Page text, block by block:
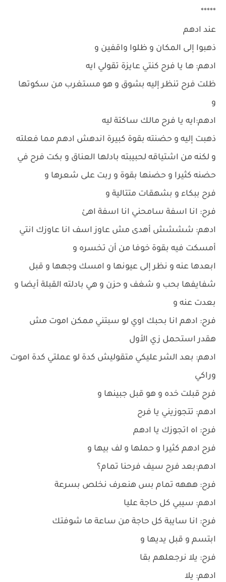
*****
عند ادهم
ذهبوا إلى المكان و ظلوا واقفين و
ادهم: ها يا فرح كنتي عايزة تقولي ايه
ظلت فرح تنظر إليه بشوق و هو مستغرب من سكوتها
و
ادهم:ايه يا فرح مالك ساكتة ليه
ذهبت إليه و حضنته بقوة كبيرة اندهش ادهم مما فعلته
و لكنه من اشتياقه لحبيبته بادلها العناق و بكت فرح في
حضنه كثيرا و حضنها بقوة و ربت على شعرها و
فرح ببكاء و بشهقات متتالية و
فرح: انا اسفة سامحني انا اسفة اهئ
ادهم: شششش أهدى مش عاوز اسف انا عاوزك انتي
أمسكت فيه بقوة خوفا من أن تخسره و
ابعدها عنه و نظر إلى عيونها و امسك وجهها و قبل
شفايفها بحب و شغف و حزن و هي بادلته القبلة أيضا و
بعدت عنه و
فرح: ادهم انا بحبك اوي لو سبتني ممكن اموت مش
هقدر استحمل زي الأول
ادهم: بعد الشر عليكي متقوليش كدة لو عملتي كدة اموت
وراكي
فرح قبلت خده و هو قبل جبينها و
ادهم: تتجوزيني يا فرح
فرح: اه اتجوزك يا ادهم
فرح ادهم كثيرا و حملها و لف بيها و
ادهم:بعد فرح سيف فرحنا تمام؟
فرح: هههه تمام بس هنعرف نخلص بسرعة
ادهم: سيبي كل حاجة عليا
فرح: انا سايبة كل حاجة من ساعة ما شوفتك
ابتسم و قبل يديها و
فرح: يلا نرجعلهم بقا
ادهم: يلا